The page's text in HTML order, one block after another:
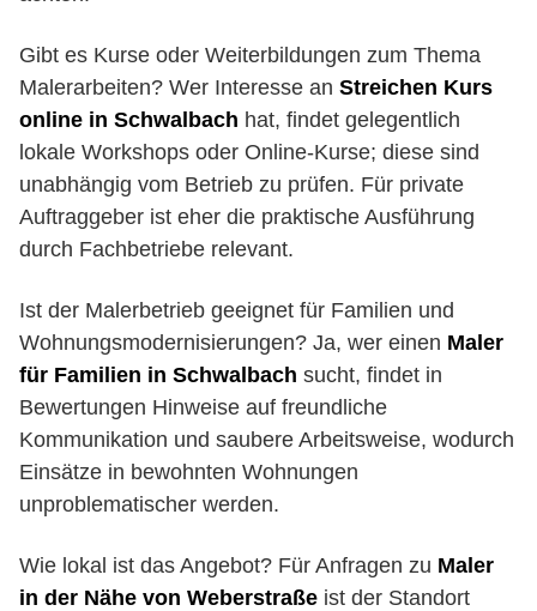
Gibt es Kurse oder Weiterbildungen zum Thema
Malerarbeiten? Wer Interesse an Streichen Kurs
online in Schwalbach hat, findet gelegentlich
lokale Workshops oder Online-Kurse; diese sind
unabhängig vom Betrieb zu prüfen. Für private
Auftraggeber ist eher die praktische Ausführung
durch Fachbetriebe relevant.
Ist der Malerbetrieb geeignet für Familien und
Wohnungsmodernisierungen? Ja, wer einen Maler
für Familien in Schwalbach sucht, findet in
Bewertungen Hinweise auf freundliche
Kommunikation und saubere Arbeitsweise, wodurch
Einsätze in bewohnten Wohnungen
unproblematischer werden.
Wie lokal ist das Angebot? Für Anfragen zu Maler
in der Nähe von Weberstraße ist der Standort